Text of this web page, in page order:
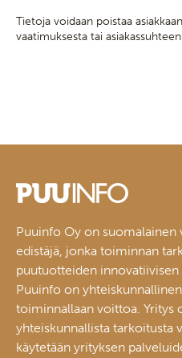
Tietoja voidaan poistaa
vaatimuksesta tai
Puuinfo Oy on suomalainen
edistäjä, jonka toiminnan
puutuotteiden innovatiivisen
Puuinfo on
toiminnallaan voittoa. Yritys
yhteiskunnallista tarkoitusta
käytetään yrityksen